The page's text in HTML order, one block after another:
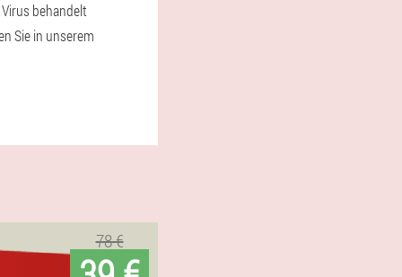
behandelt
Sie in unserem
78 €